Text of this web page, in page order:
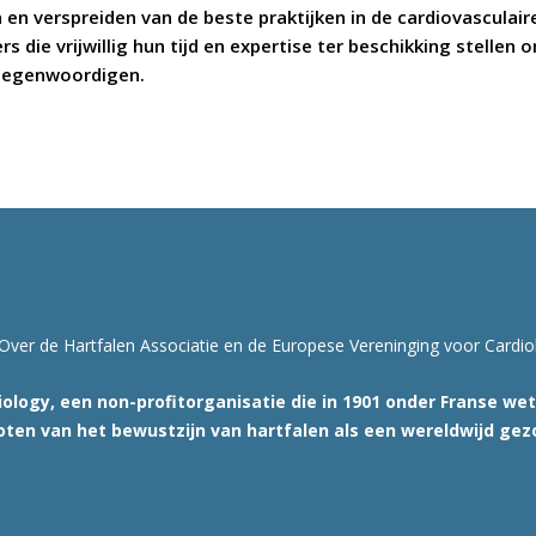
verspreiden van de beste praktijken in de
die vrijwillig hun tijd en expertise ter beschikking stellen
de Hartfalen Associatie en de Europese Vereninging voor
een non-profitorganisatie die in 1901 onder Franse
van het bewustzijn van hartfalen als een wereldwijd